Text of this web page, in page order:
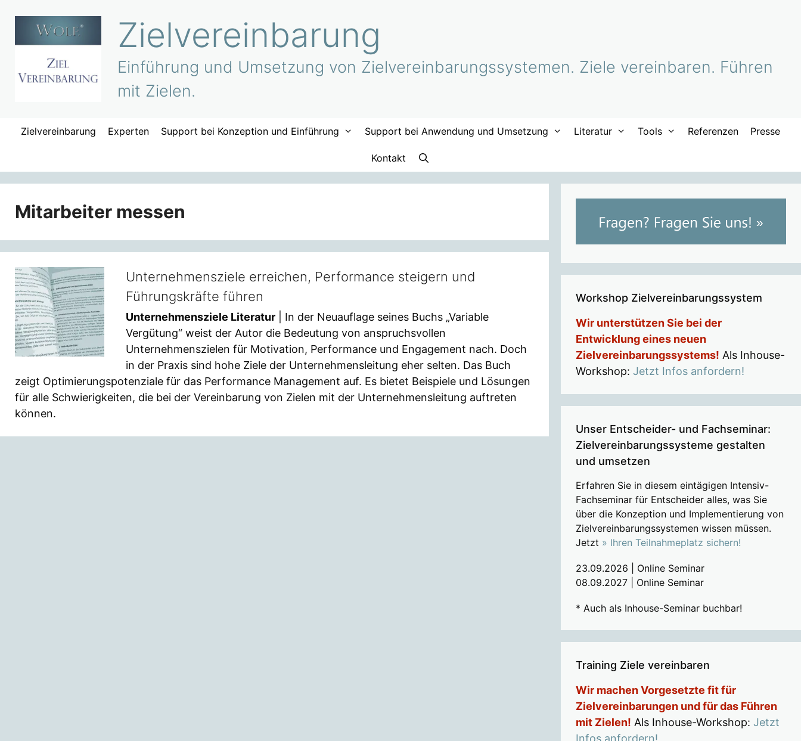
springen
Zielvereinbarung
Einführung und Umsetzung von Zielvereinbarungssystemen. Ziele vereinbaren. Führen
mit Zielen.
Zielvereinbarung Experten Support bei Konzeption und Einführung Support bei Anwendung und Umsetzung Literatur Tools Referenzen Presse
Kontakt
Mitarbeiter messen
Unternehmensziele erreichen, Performance steigern und
Führungskräfte führen
Unternehmensziele Literatur | In der Neuauflage seines Buchs „Variable
Vergütung“ weist der Autor die Bedeutung von anspruchsvollen
Unternehmenszielen für Motivation, Performance und Engagement nach. Doch
in der Praxis sind hohe Ziele der Unternehmensleitung eher selten. Das Buch
zeigt Optimierungspotenziale für das Performance Management auf. Es bietet Beispiele und Lösungen
für alle Schwierigkeiten, die bei der Vereinbarung von Zielen mit der Unternehmensleitung auftreten
können.
Workshop Zielvereinbarungssystem
Wir unterstützen Sie bei der
Entwicklung eines neuen
Zielvereinbarungssystems! Als Inhouse-
Workshop: Jetzt Infos anfordern!
Unser Entscheider- und Fachseminar:
Zielvereinbarungssysteme gestalten
und umsetzen
Erfahren Sie in diesem eintägigen Intensiv-
Fachseminar für Entscheider alles, was Sie
über die Konzeption und Implementierung von
Zielvereinbarungssystemen wissen müssen.
Jetzt » Ihren Teilnahmeplatz sichern!
23.09.2026 | Online Seminar
08.09.2027 | Online Seminar
* Auch als Inhouse-Seminar buchbar!
Training Ziele vereinbaren
Wir machen Vorgesetzte fit für
Zielvereinbarungen und für das Führen
mit Zielen! Als Inhouse-Workshop: Jetzt
Infos anfordern!